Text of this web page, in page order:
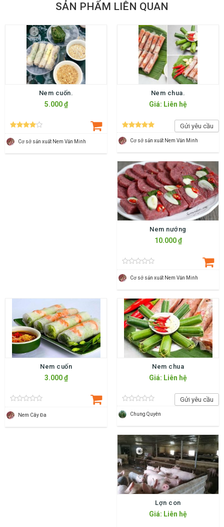
SẢN PHẨM LIÊN QUAN
Nem cuốn.
5.000 ₫
Cơ sở sản xuất Nem Văn Minh
Nem chua.
Giá: Liên hệ
Gửi yêu cầu
Cơ sở sản xuất Nem Văn Minh
Nem nướng
10.000 ₫
Cơ sở sản xuất Nem Văn Minh
Nem cuốn
3.000 ₫
Nem Cây Đa
Nem chua
Giá: Liên hệ
Gửi yêu cầu
Chung Quyên
Lợn con
Giá: Liên hệ